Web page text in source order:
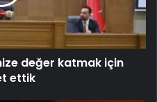
değer katmak için
ettik